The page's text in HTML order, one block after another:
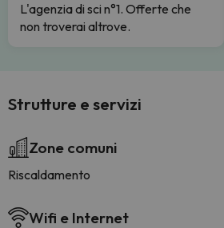
L'agenzia di sci n°1. Offerte che
non troverai altrove.
Strutture e servizi
Zone comuni
Riscaldamento
Wifi e Internet